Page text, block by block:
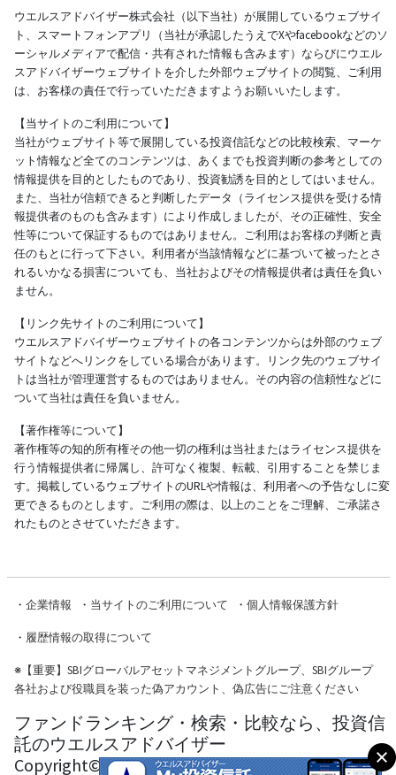
ウエルスアドバイザー株式会社（以下当社）が展開しているウェブサイ
ト、スマートフォンアプリ（当社が承認したうえでXやfacebookなどのソ
ーシャルメディアで配信・共有された情報も含みます）ならびにウエル
スアドバイザーウェブサイトを介した外部ウェブサイトの閲覧、ご利用
は、お客様の責任で行っていただきますようお願いいたします。
【当サイトのご利用について】
当社がウェブサイト等で展開している投資信託などの比較検索、マーケ
ット情報など全てのコンテンツは、あくまでも投資判断の参考としての
情報提供を目的としたものであり、投資勧誘を目的としてはいません。
また、当社が信頼できると判断したデータ（ライセンス提供を受ける情
報提供者のものも含みます）により作成しましたが、その正確性、安全
性等について保証するものではありません。ご利用はお客様の判断と責
任のもとに行って下さい。利用者が当該情報などに基づいて被ったとさ
れるいかなる損害についても、当社およびその情報提供者は責任を負い
ません。
【リンク先サイトのご利用について】
ウエルスアドバイザーウェブサイトの各コンテンツからは外部のウェブ
サイトなどへリンクをしている場合があります。リンク先のウェブサイ
トは当社が管理運営するものではありません。その内容の信頼性などに
ついて当社は責任を負いません。
【著作権等について】
著作権等の知的所有権その他一切の権利は当社またはライセンス提供を
行う情報提供者に帰属し、許可なく複製、転載、引用することを禁じま
す。掲載しているウェブサイトのURLや情報は、利用者への予告なしに変
更できるものとします。ご利用の際は、以上のことをご理解、ご承諾さ
れたものとさせていただきます。
・ 企業情報 ・ 当サイトのご利用について ・ 個人情報保護方針
・ 履歴情報の取得について
※【重要】SBIグローバルアセットマネジメントグループ、SBIグループ
各社および役職員を装った偽アカウント、偽広告にご注意ください
ファンドランキング・検索・比較なら、投資信
託のウエルスアドバイザー
Copyright© Wealth Advisor Co., Ltd. All Rights